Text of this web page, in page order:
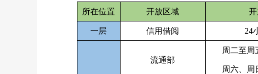
所在位置 开放区域
一层 信用借阅 24
流通部
周二至周
周六、周